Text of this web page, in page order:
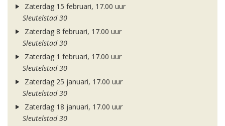
Zaterdag 15 februari, 17.00 uur
Sleutelstad 30
Zaterdag 8 februari, 17.00 uur
Sleutelstad 30
Zaterdag 1 februari, 17.00 uur
Sleutelstad 30
Zaterdag 25 januari, 17.00 uur
Sleutelstad 30
Zaterdag 18 januari, 17.00 uur
Sleutelstad 30